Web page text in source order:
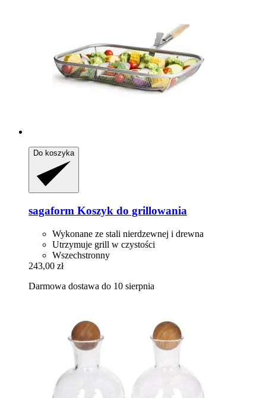
Do koszyka
sagaform Koszyk do grillowania
Wykonane ze stali nierdzewnej i drewna
Utrzymuje grill w czystości
Wszechstronny
243,00 zł
Darmowa dostawa do 10 sierpnia